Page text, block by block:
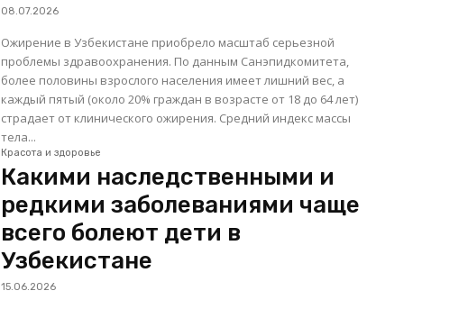
08.07.2026
Ожирение в Узбекистане приобрело масштаб серьезной
проблемы здравоохранения. По данным Санэпидкомитета,
более половины взрослого населения имеет лишний вес, а
каждый пятый (около 20% граждан в возрасте от 18 до 64 лет)
страдает от клинического ожирения. Средний индекс массы
тела...
Красота и здоровье
Какими наследственными и
редкими заболеваниями чаще
всего болеют дети в
Узбекистане
15.06.2026